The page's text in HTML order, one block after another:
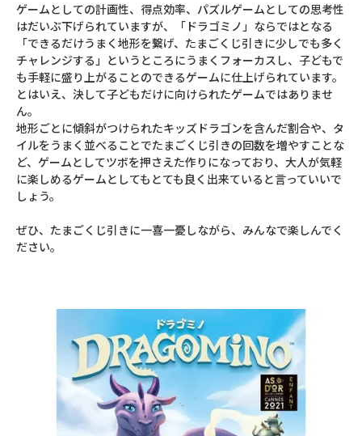
ゲームとしての計画性、得点効率、パズルゲームとしての思考性
はだいぶ下げられていますが、「ドラゴミノ」ならではとなる
「できるだけうまく地形を繋げ、たまごくじ引きに少しでも多く
チャレンジする」というところにうまくフォーカスし、子どもで
も手軽に盛り上がることのできるゲームに仕上げられています。
とはいえ、決して子どもだけに向けられたゲームではありませ
ん。
地形ごとに傾斜がつけられたキッズドラゴンを含んだ割合や、タ
イルをうまく並べることでたまごくじ引きの回数を増やすことな
ど、ゲームとしてツボを押さえた作りになっており、大人が気軽
に楽しめるゲームとしてもとても良く出来ていると言っていいで
しょう。
ぜひ、たまごくじ引きに一喜一憂しながら、みんなで楽しんでく
ださい。